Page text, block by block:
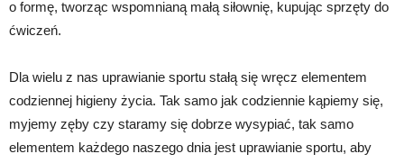
o formę, tworząc wspomnianą małą siłownię, kupując sprzęty do
ćwiczeń.
Dla wielu z nas uprawianie sportu stałą się wręcz elementem
codziennej higieny życia. Tak samo jak codziennie kąpiemy się,
myjemy zęby czy staramy się dobrze wysypiać, tak samo
elementem każdego naszego dnia jest uprawianie sportu, aby